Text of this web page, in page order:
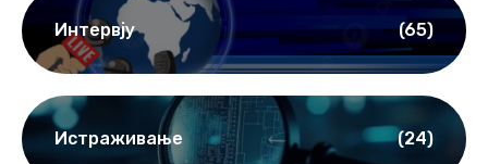
Интервју (65)
Истраживање (24)